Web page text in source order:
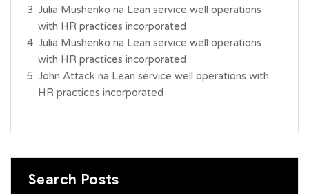
Julia Mushenko na Lean service well operations
with HR practices incorporated
Julia Mushenko na Lean service well operations
with HR practices incorporated
John Attack na Lean service well operations with
HR practices incorporated
Search Posts